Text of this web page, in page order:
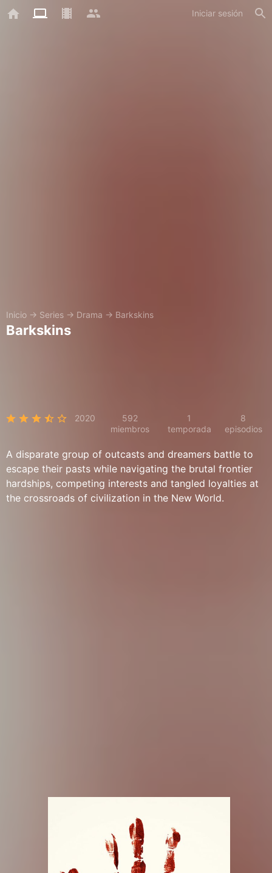
Iniciar sesión
Inicio → Series → Drama → Barkskins
Barkskins
2020
592
miembros
1
temporada
8
episodios
A disparate group of outcasts and dreamers battle to
escape their pasts while navigating the brutal frontier
hardships, competing interests and tangled loyalties at
the crossroads of civilization in the New World.